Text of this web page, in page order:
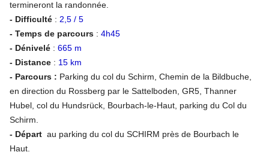
termineront la randonnée.
- Difficulté : 2,5 / 5
- Temps de parcours : 4h45
- Dénivelé : 665 m
- Distance : 15 km
- Parcours : Parking du col du Schirm, Chemin de la Bildbuche,
en direction du Rossberg par le Sattelboden, GR5, Thanner
Hubel, col du Hundsrück, Bourbach-le-Haut, parking du Col du
Schirm.
- Départ au parking du col du SCHIRM près de Bourbach le
Haut.